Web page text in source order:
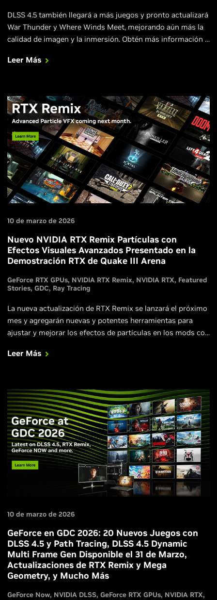
DLSS 4.5 también llegará a más juegos y pronto actualizará
War Thunder y Where Winds Meet, mejorando aún más la
calidad de imagen y la inmersión. Obtén más información y
Leer Más
10 de marzo de 2026
Nuevo NVIDIA RTX Remix Partículas con
Efectos Visuales Avanzados Presentado en la
Demostración RTX de Quake III Arena
GeForce RTX GPUs NVIDIA RTX Remix NVIDIA RTX Featured
Stories GDC Ray Tracing
La nueva actualización de RTX Remix se lanzará el próximo
mes y agregarán nuevas y potentes herramientas para
ajustar y mejorar los efectos de partículas en los mods con
descargando hoy mismo la demo del mod RTX de Quake III
Leer Más
10 de marzo de 2026
GeForce en GDC 2026: 20 Nuevos Juegos con
DLSS 4.5 y Path Tracing, DLSS 4.5 Dynamic
Multi Frame Gen Disponible el 31 de Marzo,
Actualizaciones de RTX Remix y Mega
Geometry, y Mucho Más
GeForce Now NVIDIA DLSS GeForce RTX GPUs NVIDIA RTX